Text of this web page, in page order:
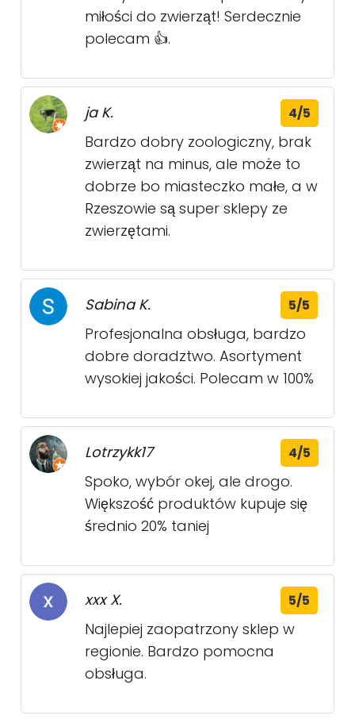
miłości do zwierząt! Serdecznie
polecam 👍.
ja K. 4/5
Bardzo dobry zoologiczny, brak
zwierząt na minus, ale może to
dobrze bo miasteczko małe, a w
Rzeszowie są super sklepy ze
zwierzętami.
Sabina K. 5/5
Profesjonalna obsługa, bardzo
dobre doradztwo. Asortyment
wysokiej jakości. Polecam w 100%
Lotrzykk17 4/5
Spoko, wybór okej, ale drogo.
Większość produktów kupuje się
średnio 20% taniej
xxx X. 5/5
Najlepiej zaopatrzony sklep w
regionie. Bardzo pomocna
obsługa.